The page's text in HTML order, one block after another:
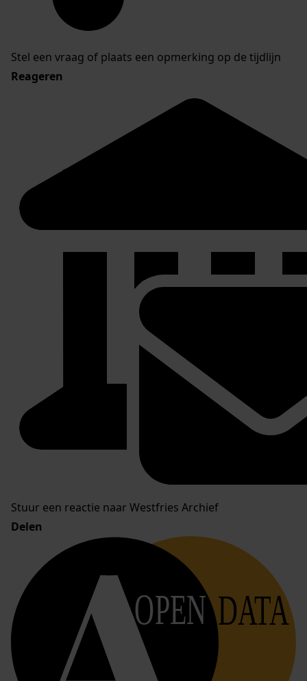
Stel een vraag of plaats een opmerking op de tijdlijn
Reageren
Stuur een reactie naar Westfries Archief
Delen
OPEN DATA